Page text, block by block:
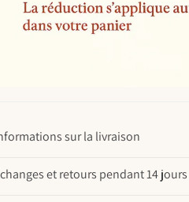
sur la livraison
et retours pendant 14 jours